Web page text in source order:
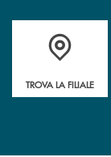
Accedi all' elenco
TROVA LA FILIALE